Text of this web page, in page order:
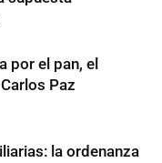
por el pan, el
Paz
la ordenanza